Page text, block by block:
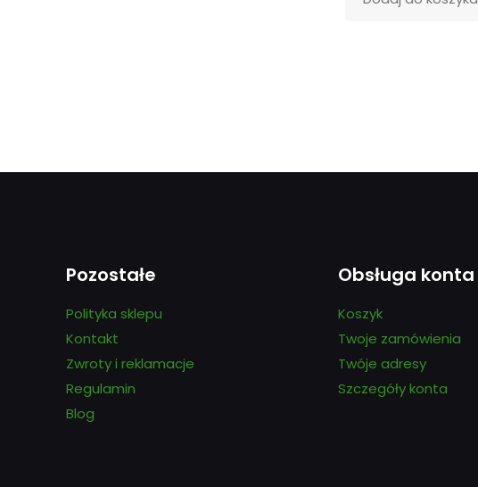
Pozostałe
Polityka sklepu
Kontakt
Zwroty i reklamacje
Regulamin
Blog
Obsługa konta
Koszyk
Twoje zamówienia
Twóje adresy
Szczegóły konta